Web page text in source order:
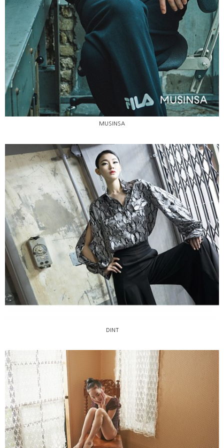
MUSINSA
DINT
DINT
koujou studio